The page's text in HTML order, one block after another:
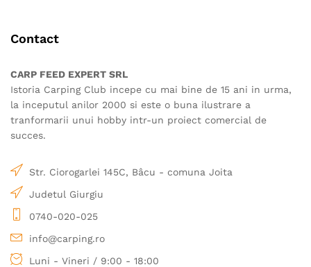
fi
în
pagina
produsului.
pagina
produsului.
Contact
CARP FEED EXPERT SRL
Istoria Carping Club incepe cu mai bine de 15 ani in urma,
la inceputul anilor 2000 si este o buna ilustrare a
tranformarii unui hobby intr-un proiect comercial de
succes.
Str. Ciorogarlei 145C, Bâcu - comuna Joita
Judetul Giurgiu
0740-020-025
info@carping.ro
Luni - Vineri / 9:00 - 18:00